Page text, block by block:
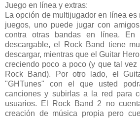
Juego en línea y extras:
La opción de multijugador en línea
juegos, uno puede jugar con
contra otras bandas en línea. En
descargable, el Rock Band tiene
descargar, mientras que el Guitar
creciendo poco a poco (y que tal vez
Rock Band). Por otro lado, el
"GHTunes" con el que usted
canciones y subirlas a la red para
usuarios. El Rock Band 2 no
creación de música propia pero